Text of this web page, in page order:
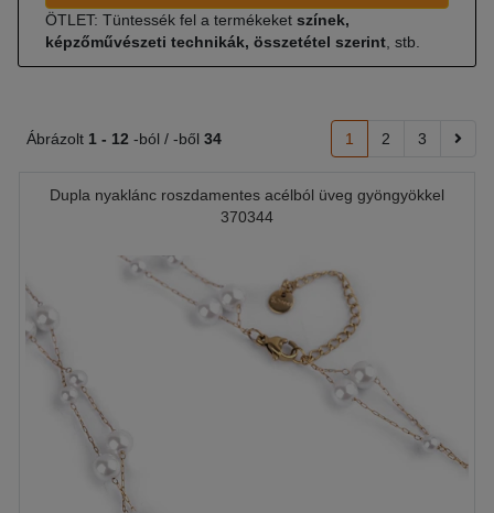
ÖTLET: Tüntessék fel a termékeket színek,
képzőművészeti technikák, összetétel szerint , stb.
Ábrázolt 1 - 12 -ból / -ből 34 1 2 3
Dupla nyaklánc roszdamentes acélból üveg gyöngyökkel
370344